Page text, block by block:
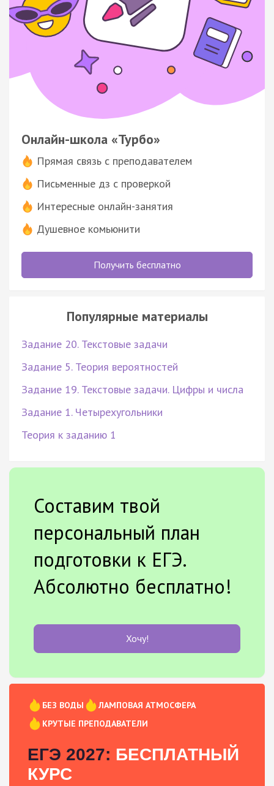
Онлайн-школа «Турбо»
Прямая связь с преподавателем
Письменные дз с проверкой
Интересные онлайн-занятия
Душевное комьюнити
Получить бесплатно
Популярные материалы
Задание 20. Текстовые задачи
Задание 5. Теория вероятностей
Задание 19. Текстовые задачи. Цифры и числа
Задание 1. Четырехугольники
Теория к заданию 1
Составим твой
персональный план
подготовки к ЕГЭ.
Абсолютно бесплатно!
Хочу!
БЕЗ ВОДЫ
ЛАМПОВАЯ АТМОСФЕРА
КРУТЫЕ ПРЕПОДАВАТЕЛИ
ЕГЭ 2027: БЕСПЛАТНЫЙ
КУРС